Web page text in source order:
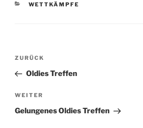
KATEGORIEN
WETTKÄMPFE
Beitragsnavigation
Vorheriger
Beitrag
ZURÜCK
Oldies Treffen
Nächster
Beitrag
WEITER
Gelungenes Oldies Treffen